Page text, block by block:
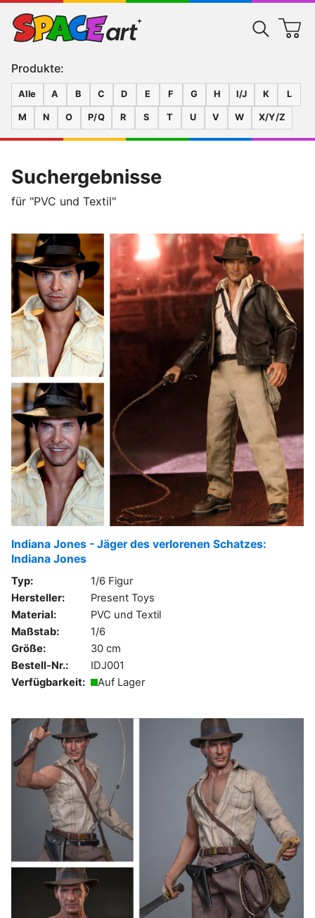
Produkte:
Alle A B C D E F G H I/J K L
M N O P/Q R S T U V W X/Y/Z
Suchergebnisse
für "PVC und Textil"
Indiana Jones - Jäger des verlorenen Schatzes:
Indiana Jones
Typ:
1/6 Figur
Hersteller:
Present Toys
Material:
PVC und Textil
Maßstab:
1/6
Größe:
30 cm
Bestell-Nr.:
IDJ001
Verfügbarkeit:
Auf Lager